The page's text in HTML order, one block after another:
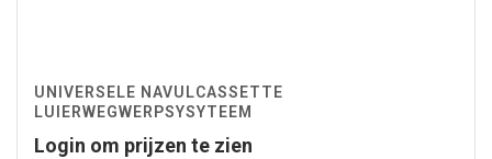
UNIVERSELE NAVULCASSETTE
LUIERWEGWERPSYSYTEEM
Login om prijzen te zien